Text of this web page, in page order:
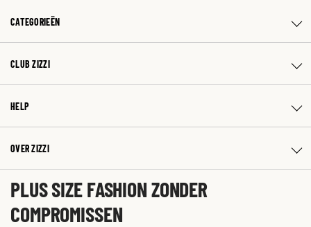
CATEGORIEËN
CLUB ZIZZI
HELP
OVER ZIZZI
PLUS SIZE FASHION ZONDER
COMPROMISSEN